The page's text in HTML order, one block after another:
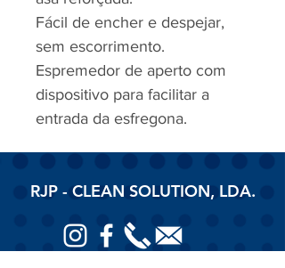
Fácil de encher e despejar,
sem escorrimento.
Espremedor de aperto com
dispositivo para facilitar a
entrada da esfregona.
RJP - CLEAN SOLUTION, LDA.